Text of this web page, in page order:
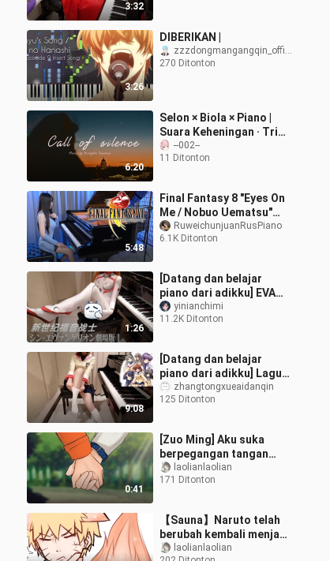
3:32
3:26
DIBERIKAN |
zzzdongmangangqin_official
270 Ditonton
6:20
Selon × Biola × Piano |
Suara Keheningan · Trio
“Call of Silence”
--002--
11 Ditonton
5:48
Final Fantasy 8 "Eyes On
Me / Nobuo Uematsu"
Piano Ru - Final Fantasy
VIII -
RuweichunjuanRusPiano
6.1K Ditonton
1:26
[Datang dan belajar
piano dari adikku] EVA
Theatrical Version "The
Last Kiss" Utada Hikaru
yinianchimi
11.2K Ditonton
9:08
[Datang dan belajar
piano dari adikku] Lagu
ED tema penutup
CLANNAD "Duango
zhangtongxueaidanqin
125 Ditonton
0:41
[Zuo Ming] Aku suka
berpegangan tangan
denganmu.
laolianlaolian
171 Ditonton
【Sauna】Naruto telah
berubah kembali menjadi
seorang anak kecil!
laolianlaolian